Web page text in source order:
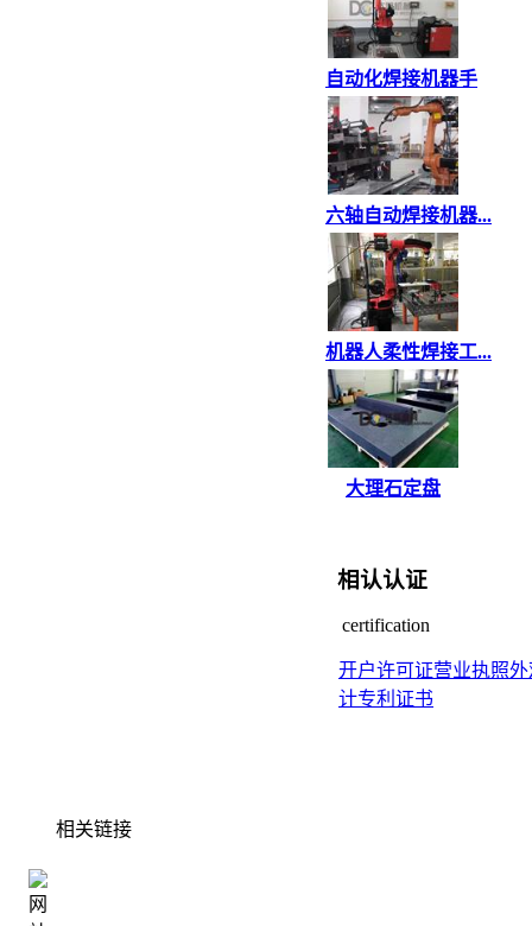
自动化焊接机器手
六轴自动焊接机器...
机器人柔性焊接工...
大理石定盘
相认认证
certification
开户许可证营业执照外
计专利证书
相关链接